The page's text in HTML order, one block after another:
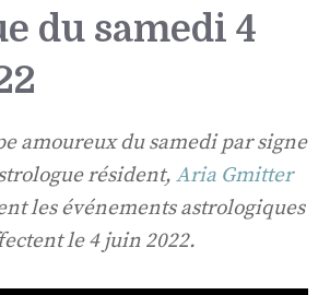
du samedi 4
amoureux du samedi par signe
résident, Aria Gmitter
les événements astrologiques
le 4 juin 2022.